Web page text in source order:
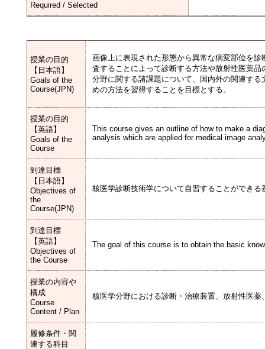
Required / Selected
授業の目的
【日本語】
Goals of the
Course(JPN)
画像上に表現された形態から異常な病変部位を
査することによって診断する方法や放射性医薬
分野に関する諸課題について、国内外の関連す
めの方法を習得することを目標とする。
授業の目的
【英語】
Goals of the
Course
This course gives an outline of how to make a
analysis which are applied for medical image
到達目標
【日本語】
Objectives of
the
Course(JPN)
核医学診断技術学について自習することができ
到達目標
【英語】
Objectives of
the Course
The goal of this course is to obtain the basic
授業の内容や
構成
Course
Content / Plan
核医学分野における診断・治療装置、放射性医
履修条件・関
連する科目